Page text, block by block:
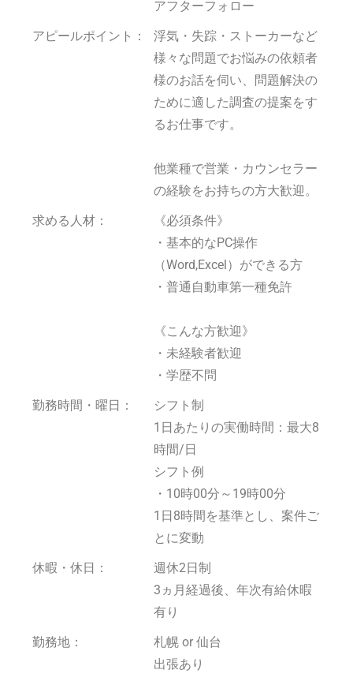
アフターフォロー
アピールポイント：
浮気・失踪・ストーカーなど
様々な問題でお悩みの依頼者
様のお話を伺い、問題解決の
ために適した調査の提案をす
るお仕事です。
他業種で営業・カウンセラー
の経験をお持ちの方大歓迎。
求める人材：
《必須条件》
・基本的なPC操作
（Word,Excel）ができる方
・普通自動車第一種免許
《こんな方歓迎》
・未経験者歓迎
・学歴不問
勤務時間・曜日：
シフト制
1日あたりの実働時間：最大8
時間/日
シフト例
・10時00分～19時00分
1日8時間を基準とし、案件ご
とに変動
休暇・休日：
週休2日制
3ヵ月経過後、年次有給休暇
有り
勤務地：
札幌 or 仙台
出張あり